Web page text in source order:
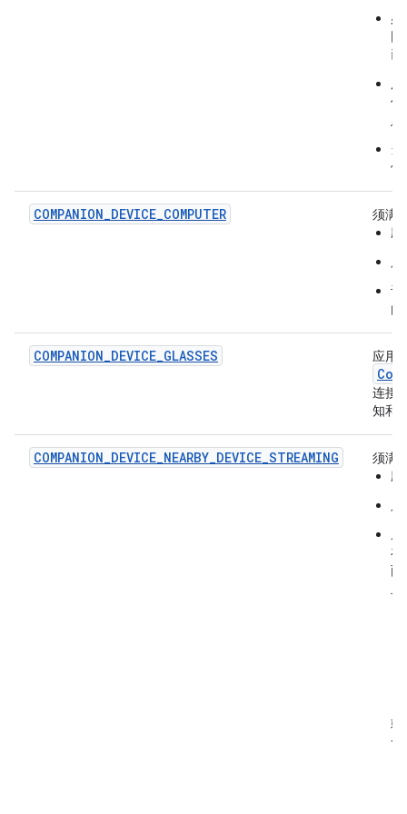
必
同
已
用
传
始
当
例
COMPANION_DEVICE_COMPUTER
须满
应
只
让
内
COMPANION_DEVICE_GLASSES 应用
连接
知和
COMPANION_DEVICE_NEARBY_DEVICE_STREAMING
须满
应
只
从
在
两
或
一